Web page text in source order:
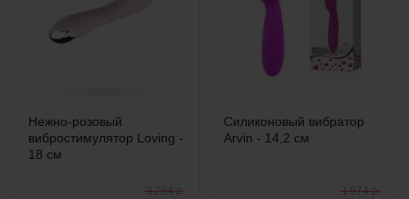
Нежно-розовый
вибростимулятор Loving -
18 см
3 284 р.
Силиконовый вибратор
Arvin - 14,2 см
1 974 р.